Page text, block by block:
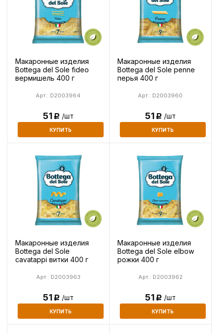
Макаронные изделия
Bottega del Sole fideo
вермишель 400 г
Арт.: D2003964
51Р /шт
КУПИТЬ
Макаронные изделия
Bottega del Sole penne
перья 400 г
Арт.: D2003960
51Р /шт
КУПИТЬ
Макаронные изделия
Bottega del Sole
cavatappi витки 400 г
Арт.: D2003963
51Р /шт
КУПИТЬ
Макаронные изделия
Bottega del Sole elbow
рожки 400 г
Арт.: D2003962
51Р /шт
КУПИТЬ